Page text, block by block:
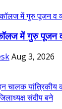
में गुरु पूजन व
Aug 3, 2026